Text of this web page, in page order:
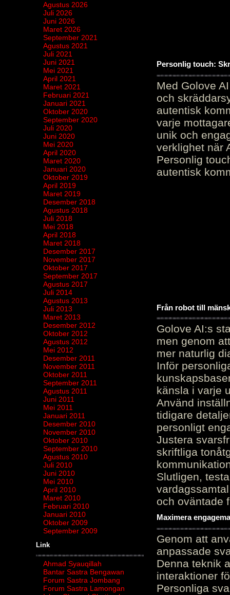
Agustus 2026
Juli 2026
Juni 2026
Maret 2026
September 2021
Agustus 2021
Juli 2021
Juni 2021
Mei 2021
April 2021
Maret 2021
Februari 2021
Januari 2021
Oktober 2020
September 2020
Juli 2020
Juni 2020
Mei 2020
April 2020
Maret 2020
Januari 2020
Oktober 2019
April 2019
Maret 2019
Desember 2018
Agustus 2018
Juli 2018
Mei 2018
April 2018
Maret 2018
Desember 2017
November 2017
Oktober 2017
September 2017
Agustus 2017
Juli 2014
Agustus 2013
Juli 2013
Maret 2013
Desember 2012
Oktober 2012
Agustus 2012
Mei 2012
Desember 2011
November 2011
Oktober 2011
September 2011
Agustus 2011
Juni 2011
Mei 2011
Januari 2011
Desember 2010
November 2010
Oktober 2010
September 2010
Agustus 2010
Juli 2010
Juni 2010
Mei 2010
April 2010
Maret 2010
Februari 2010
Januari 2010
Oktober 2009
September 2009
Link
Ahmad Syauqillah
Bantar Sastra Bengawan
Forum Sastra Jombang
Forum Sastra Lamongan
Personlig touch:
Med Golove
och
autentisk
varje
unik och
verklighet när
Personlig
autentisk
Från robot till
Golove AI:s
men genom
mer naturlig
Inför
känsla i varje
Använd
tidigare
personligt
Justera
skriftliga
Slutligen,
och oväntade
Maximera
Genom att
anpassade
Denna teknik
interaktioner
Personliga